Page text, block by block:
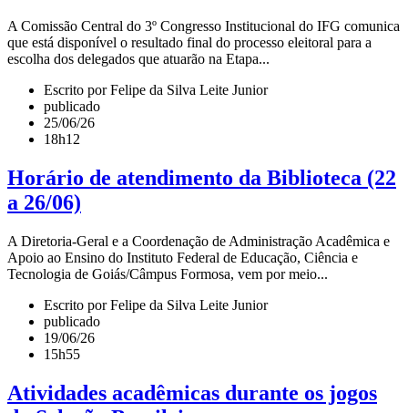
A Comissão Central do 3º Congresso Institucional do IFG comunica
que está disponível o resultado final do processo eleitoral para a
escolha dos delegados que atuarão na Etapa...
Escrito por Felipe da Silva Leite Junior
publicado
25/06/26
18h12
Horário de atendimento da Biblioteca (22
a 26/06)
A Diretoria-Geral e a Coordenação de Administração Acadêmica e
Apoio ao Ensino do Instituto Federal de Educação, Ciência e
Tecnologia de Goiás/Câmpus Formosa, vem por meio...
Escrito por Felipe da Silva Leite Junior
publicado
19/06/26
15h55
Atividades acadêmicas durante os jogos